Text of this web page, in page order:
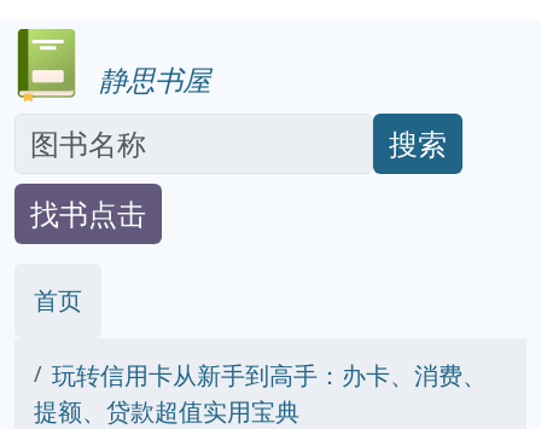
静思书屋
搜索
找书点击
首页
玩转信用卡从新手到高手：办卡、消费、
提额、贷款超值实用宝典